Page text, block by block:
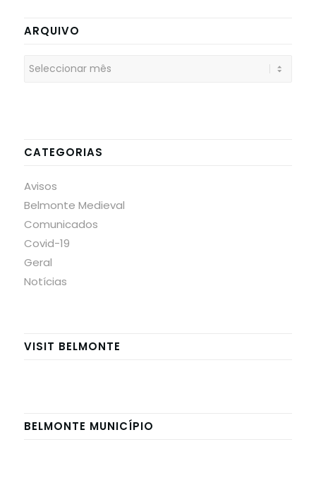
ARQUIVO
CATEGORIAS
Avisos
Belmonte Medieval
Comunicados
Covid-19
Geral
Notícias
VISIT BELMONTE
BELMONTE MUNICÍPIO